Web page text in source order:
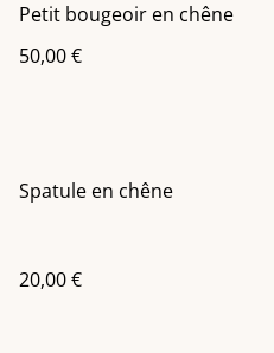
Petit bougeoir en chêne
50,00 €
Spatule en chêne
20,00 €